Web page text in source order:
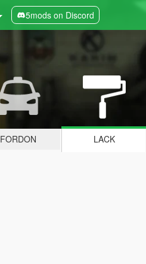
5mods on Discord
FORDON LACK